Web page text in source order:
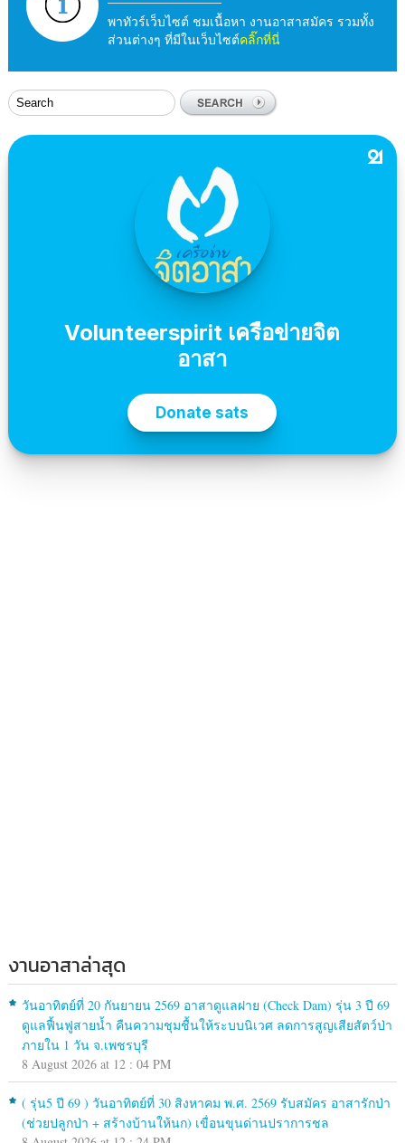
พาทัวร์เว็บไซต์ ชมเนื้อหา งานอาสาสมัคร รวมทั้ง
ส่วนต่างๆ ที่มีในเว็บไซต์คลิ๊กที่นี่
งานอาสาล่าสุด
วันอาทิตย์ที่ 20 กันยายน 2569 อาสาดูแลฝาย (Check Dam) รุ่น 3 ปี 69
ดูแลฟื้นฟูสายน้ำ คืนความชุมชื้นให้ระบบนิเวศ ลดการสูญเสียสัตว์ป่า
ภายใน 1 วัน จ.เพชรบุรี
8 August 2026 at 12 : 04 PM
( รุ่น5 ปี 69 ) วันอาทิตย์ที่ 30 สิงหาคม พ.ศ. 2569 รับสมัคร อาสารักป่า
(ช่วยปลูกป่า + สร้างบ้านให้นก) เขื่อนขุนด่านปราการชล